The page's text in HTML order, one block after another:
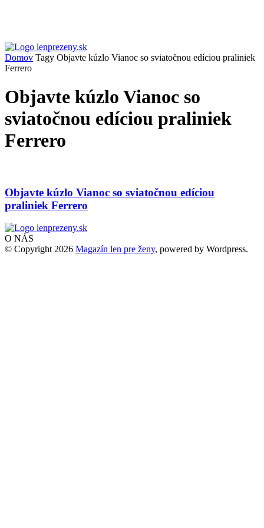
Domov Tagy Objavte kúzlo Vianoc so sviatočnou edíciou praliniek
Ferrero
Objavte kúzlo Vianoc so
sviatočnou edíciou praliniek
Ferrero
Objavte kúzlo Vianoc so sviatočnou edíciou
praliniek Ferrero
O NÁS
© Copyright 2026 Magazín len pre ženy, powered by Wordpress.